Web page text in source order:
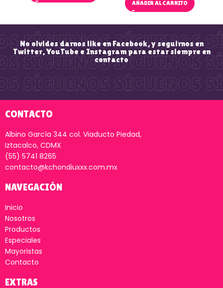
AÑADIR AL CARRITO
No olvides darnos like en Facebook, y seguirnos en
Twitter, YouTube e Instagram para estar siempre en
contacto
CONTACTO
Albino García 344 col. Viaducto Piedad,
Iztacalco, CDMX
(55) 5741 8265
contacto@kchondiuxxx.com.mx
NAVEGACIÓN
Inicio
Nosotros
Productos
Especiales
Mayoristas
Contacto
EXTRAS